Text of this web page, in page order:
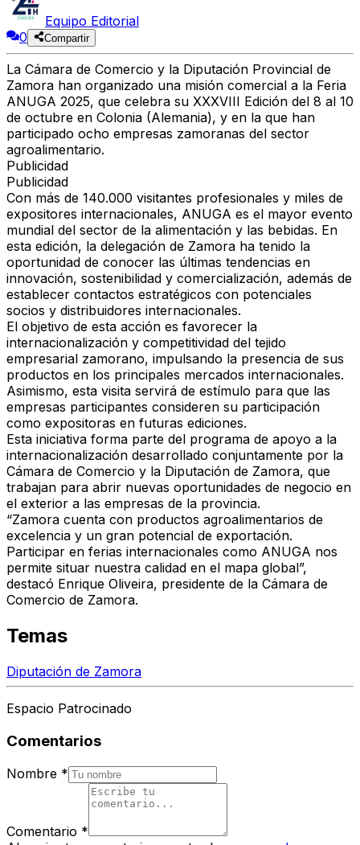
Equipo Editorial
0
Compartir
La Cámara de Comercio y la Diputación Provincial de
Zamora han organizado una misión comercial a la Feria
ANUGA 2025, que celebra su XXXVIII Edición del 8 al 10
de octubre en Colonia (Alemania), y en la que han
participado ocho empresas zamoranas del sector
agroalimentario.
Publicidad
Publicidad
Con más de 140.000 visitantes profesionales y miles de
expositores internacionales, ANUGA es el mayor evento
mundial del sector de la alimentación y las bebidas. En
esta edición, la delegación de Zamora ha tenido la
oportunidad de conocer las últimas tendencias en
innovación, sostenibilidad y comercialización, además de
establecer contactos estratégicos con potenciales
socios y distribuidores internacionales.
El objetivo de esta acción es favorecer la
internacionalización y competitividad del tejido
empresarial zamorano, impulsando la presencia de sus
productos en los principales mercados internacionales.
Asimismo, esta visita servirá de estímulo para que las
empresas participantes consideren su participación
como expositoras en futuras ediciones.
Esta iniciativa forma parte del programa de apoyo a la
internacionalización desarrollado conjuntamente por la
Cámara de Comercio y la Diputación de Zamora, que
trabajan para abrir nuevas oportunidades de negocio en
el exterior a las empresas de la provincia.
“Zamora cuenta con productos agroalimentarios de
excelencia y un gran potencial de exportación.
Participar en ferias internacionales como ANUGA nos
permite situar nuestra calidad en el mapa global”,
destacó Enrique Oliveira, presidente de la Cámara de
Comercio de Zamora.
Temas
Diputación de Zamora
Espacio Patrocinado
Comentarios
Nombre *
Comentario *